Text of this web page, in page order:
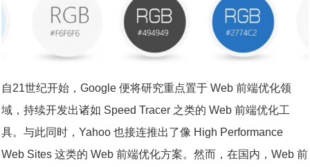
自21世纪开始，Google 便将研究重点置于 Web 前端优化领
域，持续开发出诸如 Speed Tracer 之类的 Web 前端优化工
具。与此同时，Yahoo 也接连推出了像 High Performance
Web Sites 这类的 Web 前端优化方案。然而，在国内，Web 前